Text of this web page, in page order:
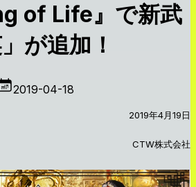
of Life』で新武
が追加！
2019-04-18
2019年4月19日
CTW株式会社